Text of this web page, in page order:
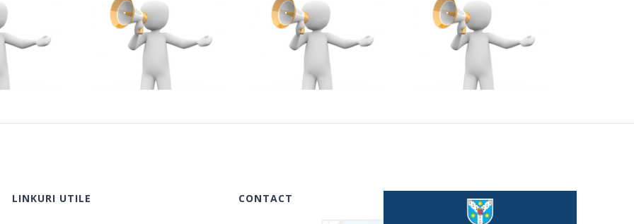
– la
1 al
de
formare
în
universitar
ANUNȚ Absolvenți
MASTER – examen
de DISERTAȚIE
sesiunea iulie 2026
Cererile de
transfer
LINKURI UTILE CONTACT